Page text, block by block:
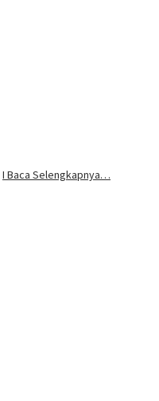
I Baca Selengkapnya…